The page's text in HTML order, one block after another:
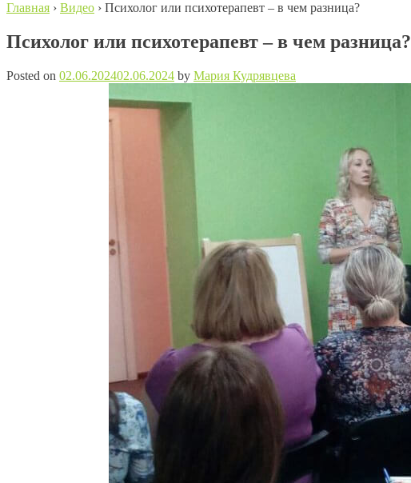
Главная › Видео › Психолог или психотерапевт – в чем разница?
Психолог или психотерапевт – в чем разница?
Posted on 02.06.202402.06.2024 by Мария Кудрявцева